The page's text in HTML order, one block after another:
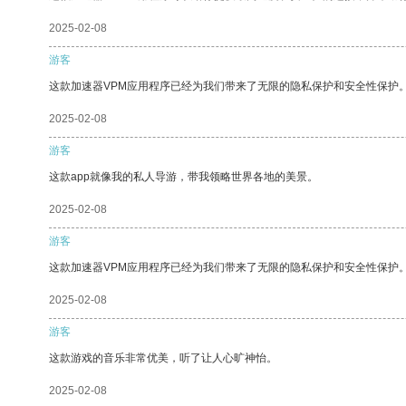
2025-02-08
游客
这款加速器VPM应用程序已经为我们带来了无限的隐私保护和安全性保护
2025-02-08
游客
这款app就像我的私人导游，带我领略世界各地的美景。
2025-02-08
游客
这款加速器VPM应用程序已经为我们带来了无限的隐私保护和安全性保护
2025-02-08
游客
这款游戏的音乐非常优美，听了让人心旷神怡。
2025-02-08